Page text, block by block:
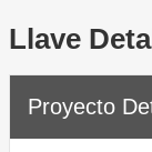
Llave
Proyecto